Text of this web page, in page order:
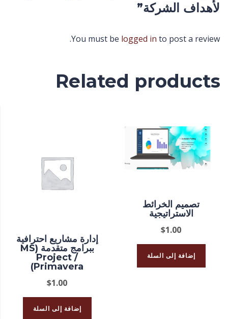
لأهداف الشركة”
You must be logged in to post a review.
Related products
تصميم الخرائط
الاستراتيجية
$1.00
إضافة إلى السلة
إدارة مشاريع احترافية
ببرامج متقدمة (MS
Project /
Primavera)
$1.00
إضافة إلى السلة